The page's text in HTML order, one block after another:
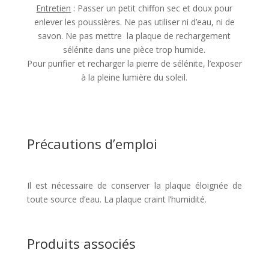
Entretien : Passer un petit chiffon sec et doux pour
enlever les poussières. Ne pas utiliser ni d’eau, ni de
savon. Ne pas mettre la plaque de rechargement
sélénite dans une pièce trop humide.
Pour purifier et recharger la pierre de sélénite, l’exposer
à la pleine lumière du soleil.
Précautions d’emploi
Il est nécessaire de conserver la plaque éloignée de
toute source d’eau. La plaque craint l’humidité.
Produits associés